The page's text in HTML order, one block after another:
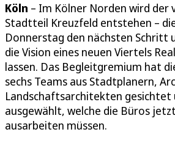
Köln – Im Kölner Norden wird der
Stadtteil Kreuzfeld entstehen –
Donnerstag den nächsten Schritt
die Vision eines neuen Viertels
lassen. Das Begleitgremium hat
sechs Teams aus Stadtplanern,
Landschaftsarchitekten gesichtet
ausgewählt, welche die Büros
ausarbeiten müssen.